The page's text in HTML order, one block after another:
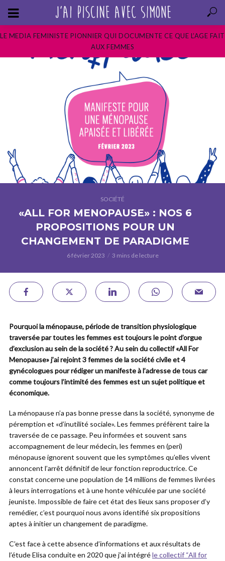
LE MEDIA FEMINISTE PIONNIER QUI DOCUMENTE CE QUE L’AGE FAIT
AUX FEMMES
SOCIÉTÉ
«ALL FOR MENOPAUSE» : NOS 6
PROPOSITIONS POUR UN
CHANGEMENT DE PARADIGME
6 février 2023 3 mins de lecture
Pourquoi la ménopause, période de transition physiologique
traversée par toutes les femmes est toujours le point d’orgue
d’exclusion au sein de la société ? Au sein du collectif «All For
Menopause» j’ai rejoint 3 femmes de la société civile et 4
gynécologues pour rédiger un manifeste à l’adresse de tous car
comme toujours l’intimité des femmes est un sujet politique et
économique.
La ménopause n’a pas bonne presse dans la société, synonyme de
péremption et «d’inutilité sociale». Les femmes préfèrent taire la
traversée de ce passage. Peu informées et souvent sans
accompagnement de leur médecin, les femmes en (peri)
ménopause ignorent souvent que les symptômes qu’elles vivent
annoncent l’arrêt définitif de leur fonction reproductrice. Ce
constat concerne une population de 14 millions de femmes livrées
à leurs interrogations et à une honte véhiculée par une société
jeuniste. Impossible de faire cet état des lieux sans proposer d’y
remédier, c’est pourquoi nous avons identifié six propositions
aptes à initier un changement de paradigme.
C’est face à cette absence d’informations et aux résultats de
l’étude Elisa conduite en 2020 que j’ai intégréle collectif “All for